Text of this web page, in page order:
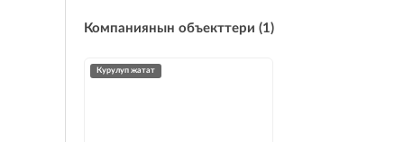
Компаниянын объекттери (1)
курулуп жатат